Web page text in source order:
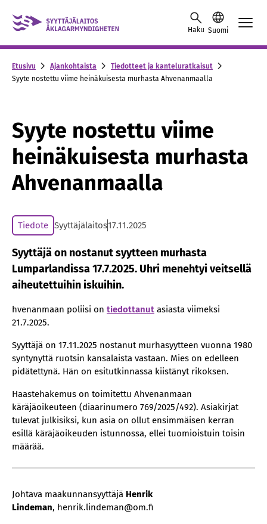
Skip to content -saavutettavuusohje
Haku Suomi
Etusivu Ajankohtaista
Tiedotteet ja kanteluratkaisut
Syyte nostettu viime heinäkuisesta murhasta Ahvenanmaalla
Syyte nostettu viime
heinäkuisesta murhasta
Ahvenanmaalla
Tiedote Syyttäjälaitos17.11.2025
Syyttäjä on nostanut syytteen murhasta
Lumparlandissa 17.7.2025. Uhri menehtyi veitsellä
aiheutettuihin iskuihin.
hvenanmaan poliisi on tiedottanut asiasta viimeksi
21.7.2025.
Syyttäjä on 17.11.2025 nostanut murhasyytteen vuonna 1980
syntynyttä ruotsin kansalaista vastaan. Mies on edelleen
pidätettynä. Hän on esitutkinnassa kiistänyt rikoksen.
Haastehakemus on toimitettu Ahvenanmaan
käräjäoikeuteen (diaarinumero 769/2025/492). Asiakirjat
tulevat julkisiksi, kun asia on ollut ensimmäisen kerran
esillä käräjäoikeuden istunnossa, ellei tuomioistuin toisin
määrää.
Johtava maakunnansyyttäjä Henrik
Lindeman, henrik.lindeman@om.fi